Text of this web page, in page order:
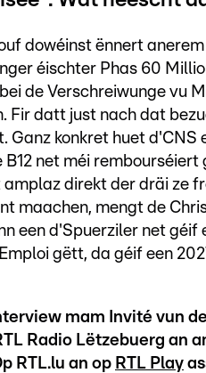
dowéinst ënnert
éischter Phas 60
de Verschreiwunge vu
Fir datt just nach dat
Ganz konkret huet
net méi
direkt der dräi ze
maachen, mengt de
een d'Spuerziler net géif
gëtt, da géif een
mam Invité vun
Radio Lëtzebuerg an
RTL.lu an op RTL Play